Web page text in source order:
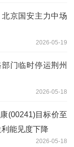
京国安主力中场
2026-05-19
门临时停运荆州
2026-05-18
(00241)目标价至
能见度下降
2026-05-18